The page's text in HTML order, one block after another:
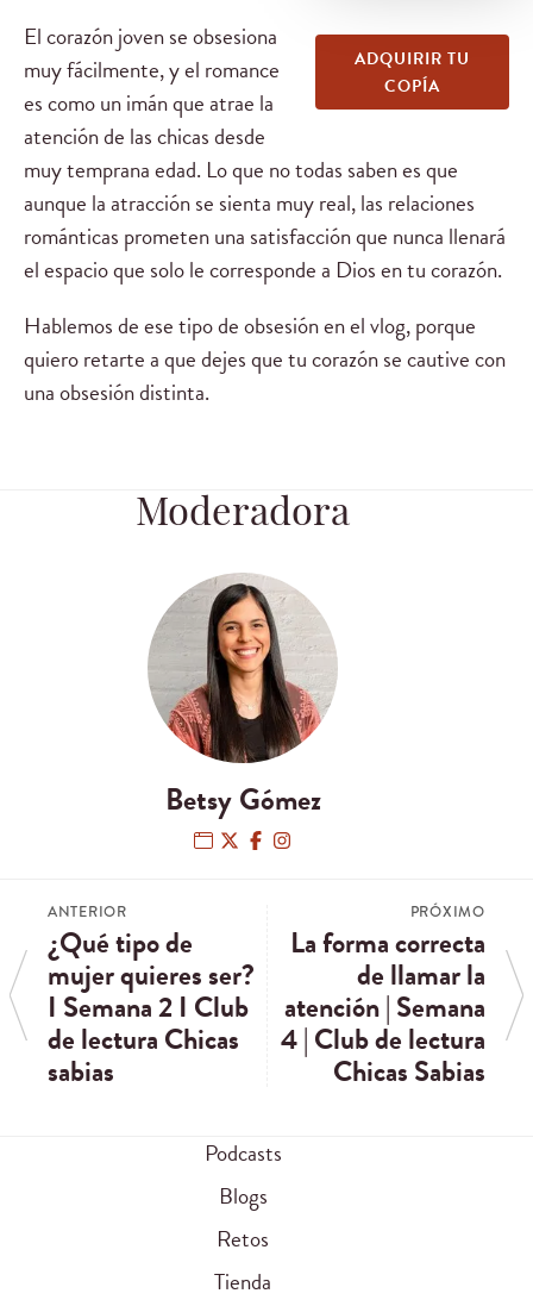
ADQUIRIR TU
COPÍA
El corazón joven se obsesiona
muy fácilmente, y el romance
es como un imán que atrae la
atención de las chicas desde
muy temprana edad. Lo que no todas saben es que
aunque la atracción se sienta muy real, las relaciones
románticas prometen una satisfacción que nunca llenará
el espacio que solo le corresponde a Dios en tu corazón.
Hablemos de ese tipo de obsesión en el vlog, porque
quiero retarte a que dejes que tu corazón se cautive con
una obsesión distinta.
Moderadora
Betsy Gómez
ANTERIOR
¿Qué tipo de
mujer quieres ser?
I Semana 2 I Club
de lectura Chicas
sabias
PRÓXIMO
La forma correcta
de llamar la
atención | Semana
4 | Club de lectura
Chicas Sabias
Podcasts
Blogs
Retos
Tienda